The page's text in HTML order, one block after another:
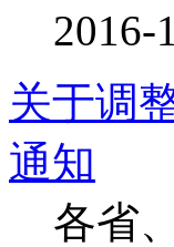
2016-
关于调
通知
各省